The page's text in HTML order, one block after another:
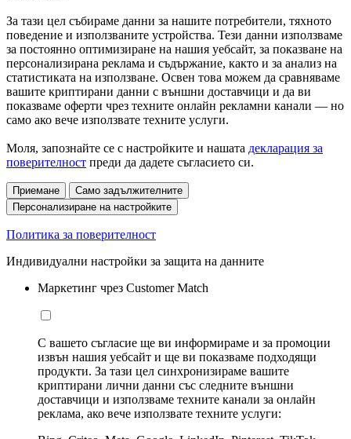
За тази цел събираме данни за нашите потребители, тяхното
поведение и използваните устройства. Тези данни използваме
за постоянно оптимизиране на нашия уебсайт, за показване на
персонализирана реклама и съдържание, както и за анализ на
статистиката на използване. Освен това можем да сравняваме
вашите криптирани данни с външни доставчици и да ви
показваме оферти чрез техните онлайн рекламни канали — но
само ако вече използвате техните услуги.
Моля, запознайте се с настройките и нашата декларация за
поверителност преди да дадете съгласието си.
Приемане
Само задължителните
Персонализиране на настройките
Политика за поверителност
Индивидуални настройки за защита на данните
Маркетинг чрез Customer Match
С вашето съгласие ще ви информираме и за промоции
извън нашия уебсайт и ще ви показваме подходящи
продукти. За тази цел синхронизираме вашите
криптирани лични данни със следните външни
доставчици и използваме техните канали за онлайн
реклама, ако вече използвате техните услуги: